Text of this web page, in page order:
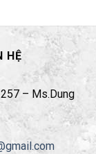
HỆ
– Ms.Dung